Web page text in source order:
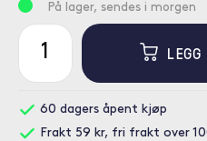
På lager, sendes i morgen
LEGG
60 dagers åpent kjøp
Frakt 59 kr, fri frakt over